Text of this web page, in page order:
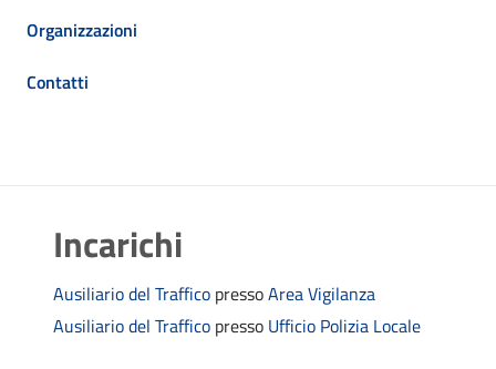
Organizzazioni
Contatti
Incarichi
Ausiliario del Traffico pressoArea Vigilanza
Ausiliario del Traffico presso Ufficio Polizia Locale